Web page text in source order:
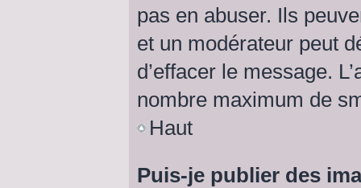
pas en abuser. Ils
et un modérateur peut
d’effacer le message.
nombre maximum de
Haut
Puis-je publier des